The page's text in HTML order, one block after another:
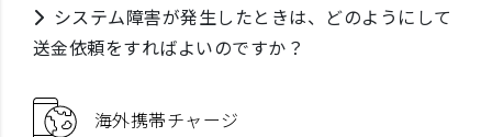
システム障害が発生したときは、どのようにして
送金依頼をすればよいのですか？
海外携帯チャージ